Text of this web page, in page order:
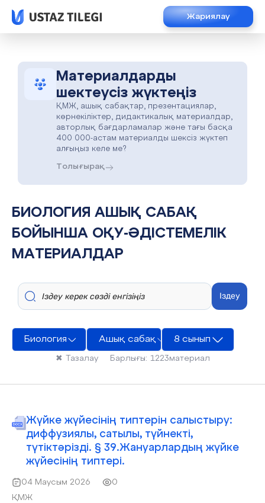
Жариялау
Материалдарды
шектеусіз жүктеңіз
ҚМЖ, ашық сабақтар, презентациялар,
көрнекіліктер, дидактикалық материалдар,
авторлық бағдарламалар және тағы басқа
400 000-астам материалды шексіз жүктеп
алғыңыз келе ме?
Толығырақ
БИОЛОГИЯ АШЫҚ САБАҚ
БОЙЫНША ОҚУ-ӘДІСТЕМЕЛІК
МАТЕРИАЛДАР
Іздеу
Биология Ашық сабақ 8 сынып
✖ Тазалау Барлығы: 1223материал
Жүйке жүйесінің типтерін салыстыру:
диффузиялы, сатылы, түйнекті,
түтіктәрізді. § 39.Жануарлардың жүйке
жүйесінің типтері.
04 Маусым 2026
0
ҚМЖ